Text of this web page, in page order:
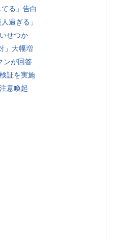
る」告白
過ぎる」
せつか
」大幅増
ンが回答
証を実施
意喚起